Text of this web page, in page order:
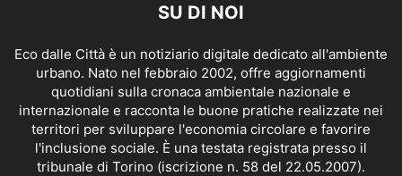
SU DI NOI
Eco dalle Città è un notiziario digitale dedicato all'ambiente
urbano. Nato nel febbraio 2002, offre aggiornamenti
quotidiani sulla cronaca ambientale nazionale e
internazionale e racconta le buone pratiche realizzate nei
territori per sviluppare l'economia circolare e favorire
l'inclusione sociale. È una testata registrata presso il
tribunale di Torino (iscrizione n. 58 del 22.05.2007).